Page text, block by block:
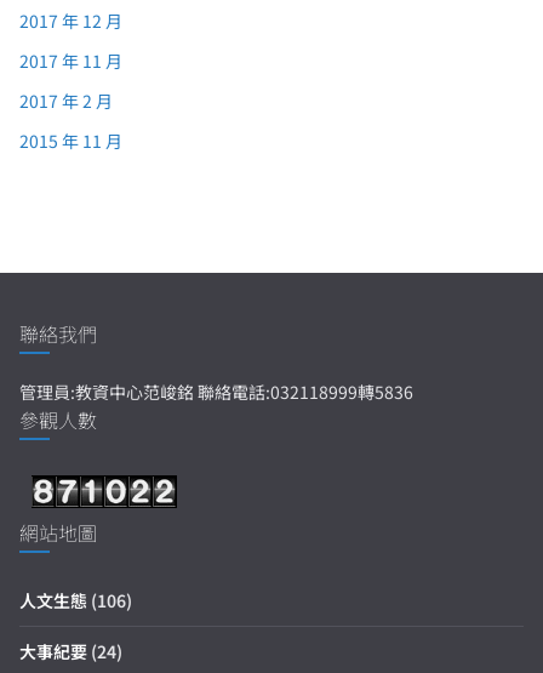
2017 年 12 月
2017 年 11 月
2017 年 2 月
2015 年 11 月
聯絡我們
管理員:教資中心范峻銘 聯絡電話:032118999轉5836
參觀人數
網站地圖
人文生態 (106)
大事紀要 (24)